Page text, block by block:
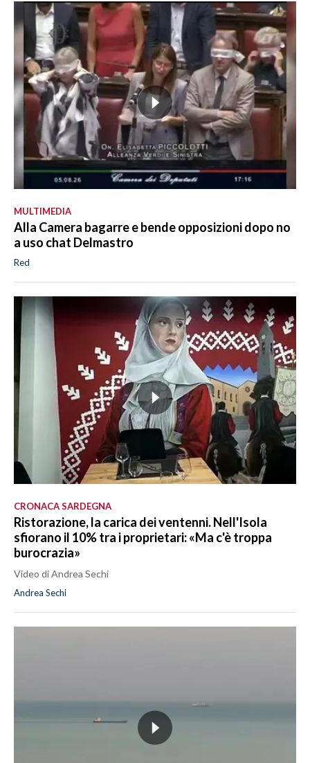
MULTIMEDIA
Alla Camera bagarre e bende opposizioni dopo no
a uso chat Delmastro
Red
CRONACA SARDEGNA
Ristorazione, la carica dei ventenni. Nell'Isola
sfiorano il 10% tra i proprietari: «Ma c'è troppa
burocrazia»
Video di Andrea Sechi
Andrea Sechi